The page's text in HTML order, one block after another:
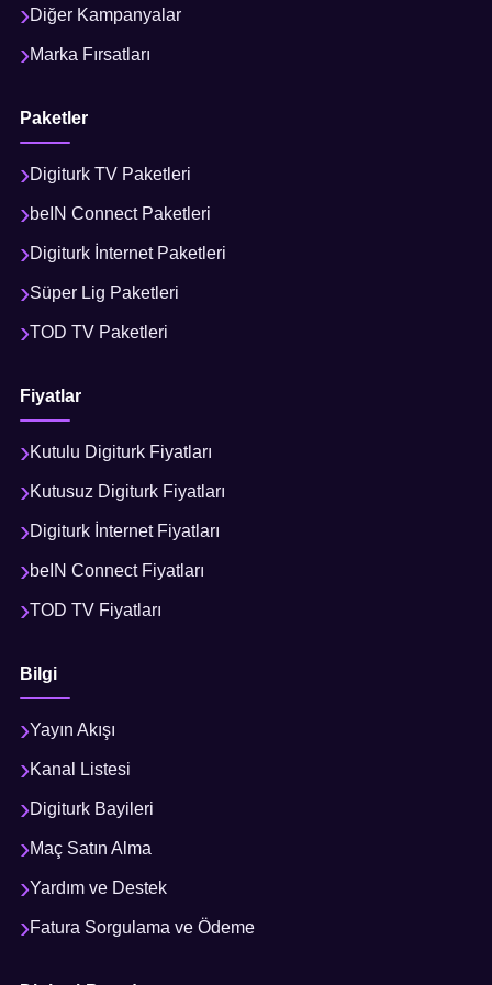
Diğer Kampanyalar
Marka Fırsatları
Paketler
Digiturk TV Paketleri
beIN Connect Paketleri
Digiturk İnternet Paketleri
Süper Lig Paketleri
TOD TV Paketleri
Fiyatlar
Kutulu Digiturk Fiyatları
Kutusuz Digiturk Fiyatları
Digiturk İnternet Fiyatları
beIN Connect Fiyatları
TOD TV Fiyatları
Bilgi
Yayın Akışı
Kanal Listesi
Digiturk Bayileri
Maç Satın Alma
Yardım ve Destek
Fatura Sorgulama ve Ödeme